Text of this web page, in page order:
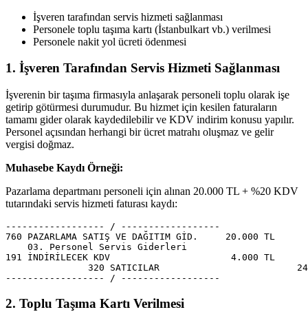
İşveren tarafından servis hizmeti sağlanması
Personele toplu taşıma kartı (İstanbulkart vb.) verilmesi
Personele nakit yol ücreti ödenmesi
1. İşveren Tarafından Servis Hizmeti Sağlanması
İşverenin bir taşıma firmasıyla anlaşarak personeli toplu olarak işe
getirip götürmesi durumudur. Bu hizmet için kesilen faturaların
tamamı gider olarak kaydedilebilir ve KDV indirim konusu yapılır.
Personel açısından herhangi bir ücret matrahı oluşmaz ve gelir
vergisi doğmaz.
Muhasebe Kaydı Örneği:
Pazarlama departmanı personeli için alınan 20.000 TL + %20 KDV
tutarındaki servis hizmeti faturası kaydı:
------------------ / ------------------
760 PAZARLAMA SATIŞ VE DAĞITIM GİD.     20.000 TL
    03. Personel Servis Giderleri
191 İNDİRİLECEK KDV                      4.000 TL
320 SATICILAR
2. Toplu Taşıma Kartı Verilmesi